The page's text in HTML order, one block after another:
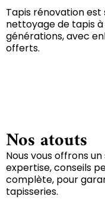
Tapis rénovation est
nettoyage de tapis
générations, avec
offerts.
Nos atouts
Nous vous offrons
expertise, conseils
complète, pour
tapisseries.